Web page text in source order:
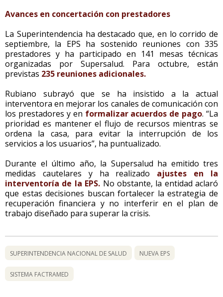
Avances en concertación con prestadores
La Superintendencia ha destacado que, en lo corrido de
septiembre, la EPS ha sostenido reuniones con 335
prestadores y ha participado en 141 mesas técnicas
organizadas por Supersalud. Para octubre, están
previstas 235 reuniones adicionales.
Rubiano subrayó que se ha insistido a la actual
interventora en mejorar los canales de comunicación con
los prestadores y en formalizar acuerdos de pago. “La
prioridad es mantener el flujo de recursos mientras se
ordena la casa, para evitar la interrupción de los
servicios a los usuarios”, ha puntualizado.
Durante el último año, la Supersalud ha emitido tres
medidas cautelares y ha realizado ajustes en la
interventoría de la EPS. No obstante, la entidad aclaró
que estas decisiones buscan fortalecer la estrategia de
recuperación financiera y no interferir en el plan de
trabajo diseñado para superar la crisis.
SUPERINTENDENCIA NACIONAL DE SALUD NUEVA EPS
SISTEMA FACTRAMED